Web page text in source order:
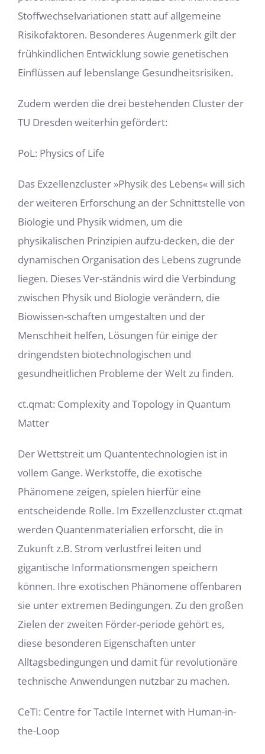
Stoffwechselvariationen statt auf allgemeine
Risikofaktoren. Besonderes Augenmerk gilt der
frühkindlichen Entwicklung sowie genetischen
Einflüssen auf lebenslange Gesundheitsrisiken.
Zudem werden die drei bestehenden Cluster der
TU Dresden weiterhin gefördert:
PoL: Physics of Life
Das Exzellenzcluster »Physik des Lebens« will sich
der weiteren Erforschung an der Schnittstelle von
Biologie und Physik widmen, um die
physikalischen Prinzipien aufzu-decken, die der
dynamischen Organisation des Lebens zugrunde
liegen. Dieses Ver-ständnis wird die Verbindung
zwischen Physik und Biologie verändern, die
Biowissen-schaften umgestalten und der
Menschheit helfen, Lösungen für einige der
dringendsten biotechnologischen und
gesundheitlichen Probleme der Welt zu finden.
ct.qmat: Complexity and Topology in Quantum
Matter
Der Wettstreit um Quantentechnologien ist in
vollem Gange. Werkstoffe, die exotische
Phänomene zeigen, spielen hierfür eine
entscheidende Rolle. Im Exzellenzcluster ct.qmat
werden Quantenmaterialien erforscht, die in
Zukunft z.B. Strom verlustfrei leiten und
gigantische Informationsmengen speichern
können. Ihre exotischen Phänomene offenbaren
sie unter extremen Bedingungen. Zu den großen
Zielen der zweiten Förder-periode gehört es,
diese besonderen Eigenschaften unter
Alltagsbedingungen und damit für revolutionäre
technische Anwendungen nutzbar zu machen.
CeTI: Centre for Tactile Internet with Human-in-
the-Loop